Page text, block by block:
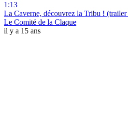
1:13
La Caverne, découvrez la Tribu ! (trailer
Le Comité de la Claque
il y a 15 ans